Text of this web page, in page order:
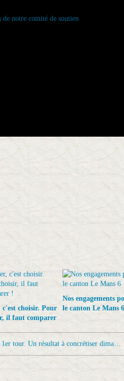
c'est choisir. Pour
il faut comparer
Nos engagements
le canton Le Mans 6
47,2% des voix au 1er tour. Un résultat à concrétiser dimanche prochain.